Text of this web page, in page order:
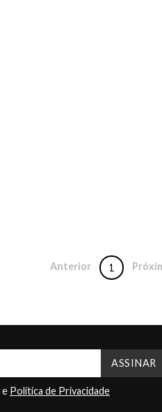
Anterior 1
e Política de Privacidade